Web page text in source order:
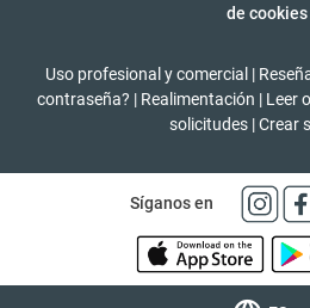
de cookies
Uso profesional y comercial |
contraseña? | Realimentación | Leer
solicitudes |Crear
Síganos en